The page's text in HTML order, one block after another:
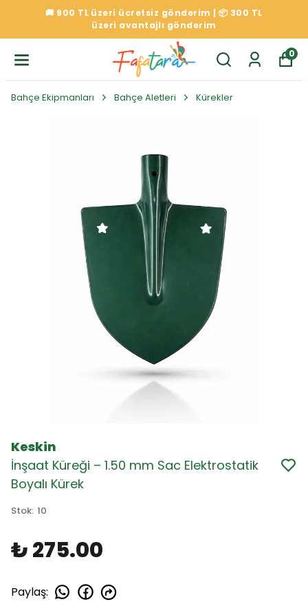
🚚 900 TL üzeri ücretsiz gönderim | 📦 300 TL
üzeri avantajlı gönderim
0
Bahçe Ekipmanları Bahçe Aletleri Kürekler
Keskin
İnşaat Küreği – 1.50 mm Sac Elektrostatik
Boyalı Kürek
Stok: 10
₺ 275.00
Paylaş: